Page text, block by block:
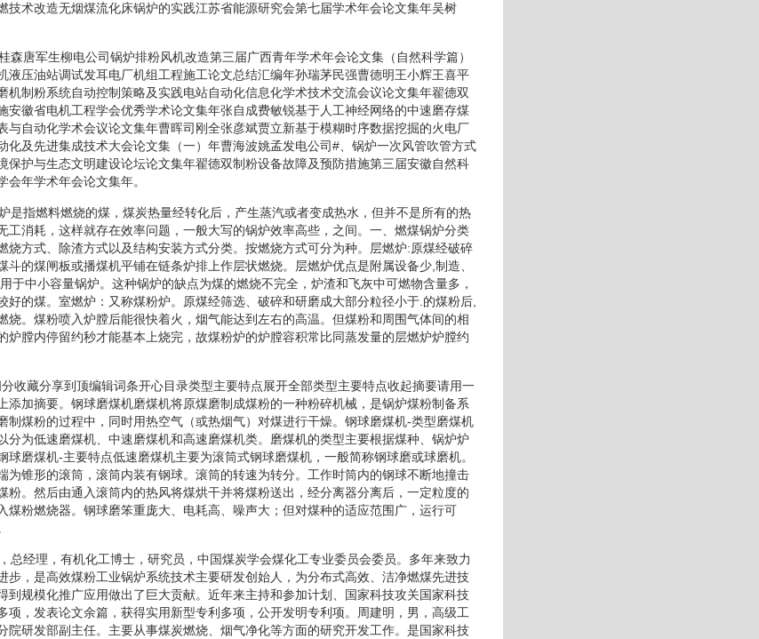
技术改造无烟煤流化床锅炉的实践江苏省能源研究会第七届学术年会论文集年吴树
森唐军生柳电公司锅炉排粉风机改造第三届广西青年学术年会论文集（自然科学篇）
液压油站调试发耳电厂机组工程施工论文总结汇编年孙瑞茅民强曹德明王小辉王喜平
机制粉系统自动控制策略及实践电站自动化信息化学术技术交流会议论文集年翟德双
安徽省电机工程学会优秀学术论文集年张自成费敏锐基于人工神经网络的中速磨存煤
与自动化学术会议论文集年曹晖司刚全张彦斌贾立新基于模糊时序数据挖掘的火电厂
化及先进集成技术大会论文集（一）年曹海波姚孟发电公司#、锅炉一次风管吹管方式
保护与生态文明建设论坛论文集年翟德双制粉设备故障及预防措施第三届安徽自然科
年学术年会论文集年。
是指燃料燃烧的煤，煤炭热量经转化后，产生蒸汽或者变成热水，但并不是所有的热
工消耗，这样就存在效率问题，一般大写的锅炉效率高些，之间。一、燃煤锅炉分类
烧方式、除渣方式以及结构安装方式分类。按燃烧方式可分为种。层燃炉:原煤经破碎
斗的煤闸板或播煤机平铺在链条炉排上作层状燃烧。层燃炉优点是附属设备少,制造、
于中小容量锅炉。这种锅炉的缺点为煤的燃烧不完全，炉渣和飞灰中可燃物含量多，
好的煤。室燃炉：又称煤粉炉。原煤经筛选、破碎和研磨成大部分粒径小于.的煤粉后,
烧。煤粉喷入炉膛后能很快着火，烟气能达到左右的高温。但煤粉和周围气体间的相
炉膛内停留约秒才能基本上烧完，故煤粉炉的炉膛容积常比同蒸发量的层燃炉炉膛约
收藏分享到顶编辑词条开心目录类型主要特点展开全部类型主要特点收起摘要请用一
添加摘要。钢球磨煤机磨煤机将原煤磨制成煤粉的一种粉碎机械，是锅炉煤粉制备系
制煤粉的过程中，同时用热空气（或热烟气）对煤进行干燥。钢球磨煤机-类型磨煤机
分为低速磨煤机、中速磨煤机和高速磨煤机类。磨煤机的类型主要根据煤种、锅炉炉
球磨煤机-主要特点低速磨煤机主要为滚筒式钢球磨煤机，一般简称钢球磨或球磨机。
为锥形的滚筒，滚筒内装有钢球。滚筒的转速为转分。工作时筒内的钢球不断地撞击
粉。然后由通入滚筒内的热风将煤烘干并将煤粉送出，经分离器分离后，一定粒度的
煤粉燃烧器。钢球磨笨重庞大、电耗高、噪声大；但对煤种的适应范围广，运行可
总经理，有机化工博士，研究员，中国煤炭学会煤化工专业委员会委员。多年来致力
步，是高效煤粉工业锅炉系统技术主要研发创始人，为分布式高效、洁净燃煤先进技
到规模化推广应用做出了巨大贡献。近年来主持和参加计划、国家科技攻关国家科技
项，发表论文余篇，获得实用新型专利多项，公开发明专利项。周建明，男，高级工
院研发部副主任。主要从事煤炭燃烧、烟气净化等方面的研究开发工作。是国家科技